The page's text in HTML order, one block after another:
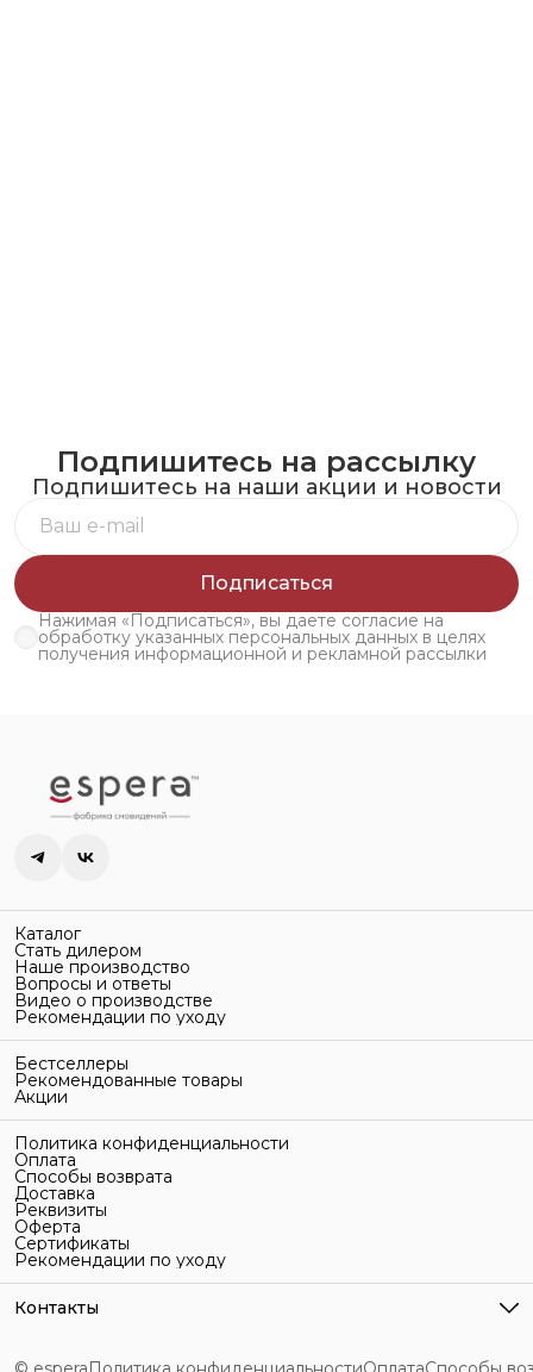
Подпишитесь на рассылку
Подпишитесь на наши акции и новости
Подписаться
Нажимая «Подписаться», вы даете согласие на
обработку указанных персональных данных в целях
получения информационной и рекламной рассылки
Каталог
Стать дилером
Наше производство
Вопросы и ответы
Видео о производстве
Рекомендации по уходу
Бестселлеры
Рекомендованные товары
Акции
Политика конфиденциальности
Оплата
Способы возврата
Доставка
Реквизиты
Оферта
Сертификаты
Рекомендации по уходу
Контакты